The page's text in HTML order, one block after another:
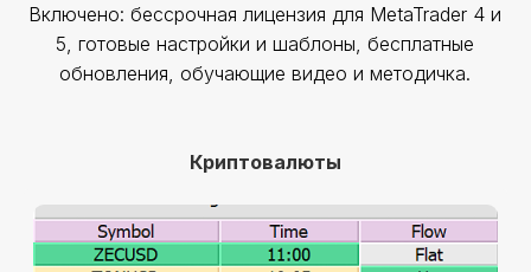
Включено: бессрочная лицензия для MetaTrader 4 и
5, готовые настройки и шаблоны, бесплатные
обновления, обучающие видео и методичка.
Криптовалюты